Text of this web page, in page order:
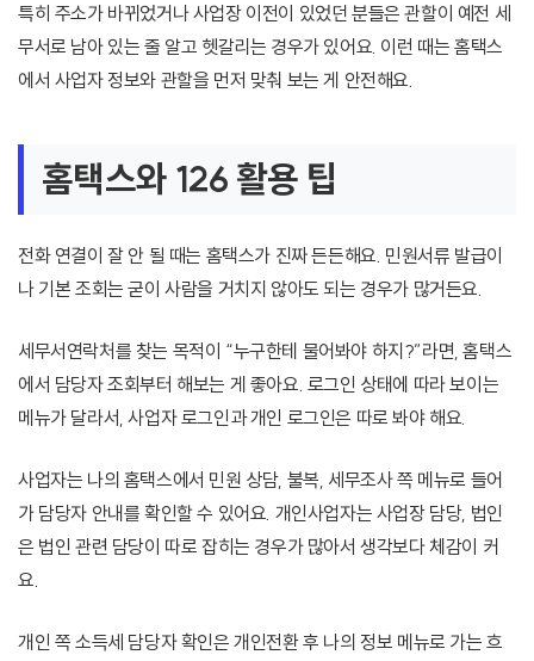
특히 주소가 바뀌었거나 사업장 이전이 있었던 분들은 관할이 예전 세
무서로 남아 있는 줄 알고 헷갈리는 경우가 있어요. 이런 때는 홈택스
에서 사업자 정보와 관할을 먼저 맞춰 보는 게 안전해요.
홈택스와 126 활용 팁
전화 연결이 잘 안 될 때는 홈택스가 진짜 든든해요. 민원서류 발급이
나 기본 조회는 굳이 사람을 거치지 않아도 되는 경우가 많거든요.
세무서연락처를 찾는 목적이 “누구한테 물어봐야 하지?”라면, 홈택스
에서 담당자 조회부터 해보는 게 좋아요. 로그인 상태에 따라 보이는
메뉴가 달라서, 사업자 로그인과 개인 로그인은 따로 봐야 해요.
사업자는 나의 홈택스에서 민원 상담, 불복, 세무조사 쪽 메뉴로 들어
가 담당자 안내를 확인할 수 있어요. 개인사업자는 사업장 담당, 법인
은 법인 관련 담당이 따로 잡히는 경우가 많아서 생각보다 체감이 커
요.
개인 쪽 소득세 담당자 확인은 개인전환 후 나의 정보 메뉴로 가는 흐